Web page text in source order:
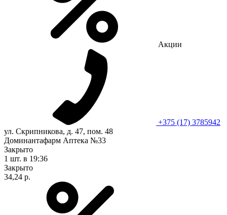
Акции
+375 (17) 3785942
ул. Скрипникова, д. 47, пом. 48
Доминантафарм Аптека №33
Закрыто
1 шт. в 19:36
Закрыто
34,24 р.